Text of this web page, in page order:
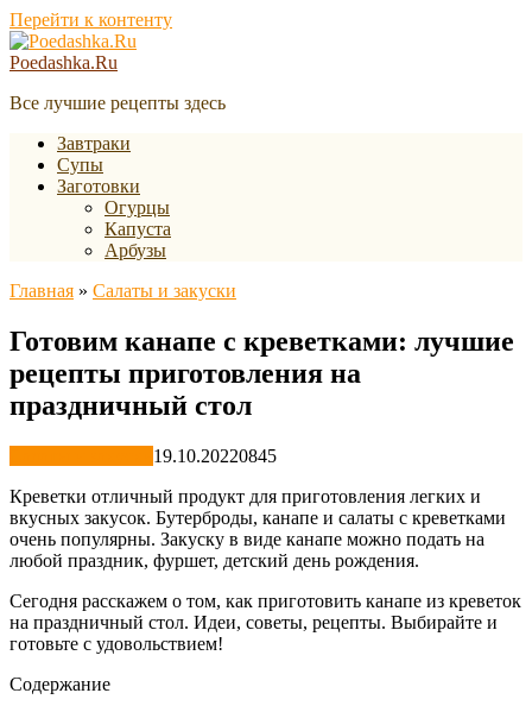
Перейти к контенту
Poedashka.Ru
Все лучшие рецепты здесь
Завтраки
Супы
Заготовки
Огурцы
Капуста
Арбузы
Главная » Салаты и закуски
Готовим канапе с креветками: лучшие
рецепты приготовления на
праздничный стол
19.10.20220845
Креветки отличный продукт для приготовления легких и
вкусных закусок. Бутерброды, канапе и салаты с креветками
очень популярны. Закуску в виде канапе можно подать на
любой праздник, фуршет, детский день рождения.
Сегодня расскажем о том, как приготовить канапе из креветок
на праздничный стол. Идеи, советы, рецепты. Выбирайте и
готовьте с удовольствием!
Содержание